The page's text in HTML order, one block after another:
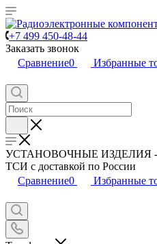
+7 499 450-48-44
Заказать звонок
Сравнение0 Избранные
УСТАНОВОЧНЫЕ ИЗДЕЛИЯ -
ТСИ с доставкой по России
Сравнение0 Избранные